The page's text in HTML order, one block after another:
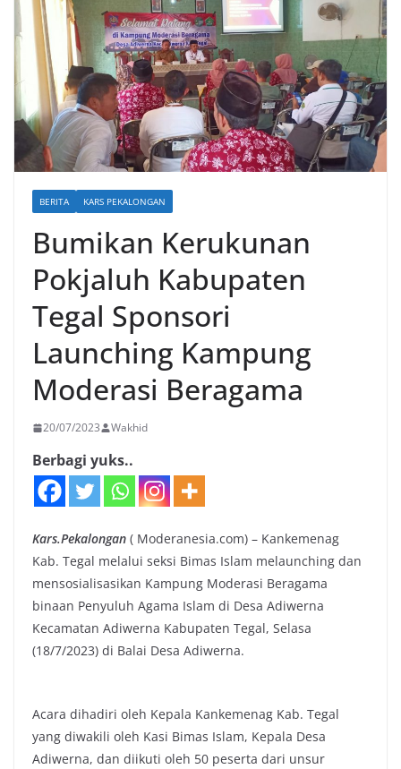
BERITA KARS PEKALONGAN
Bumikan Kerukunan
Pokjaluh Kabupaten
Tegal Sponsori
Launching Kampung
Moderasi Beragama
20/07/2023 Wakhid
Berbagi yuks..
Kars.Pekalongan ( Moderanesia.com) – Kankemenag
Kab. Tegal melalui seksi Bimas Islam melaunching dan
mensosialisasikan Kampung Moderasi Beragama
binaan Penyuluh Agama Islam di Desa Adiwerna
Kecamatan Adiwerna Kabupaten Tegal, Selasa
(18/7/2023) di Balai Desa Adiwerna.
Acara dihadiri oleh Kepala Kankemenag Kab. Tegal
yang diwakili oleh Kasi Bimas Islam, Kepala Desa
Adiwerna, dan diikuti oleh 50 peserta dari unsur